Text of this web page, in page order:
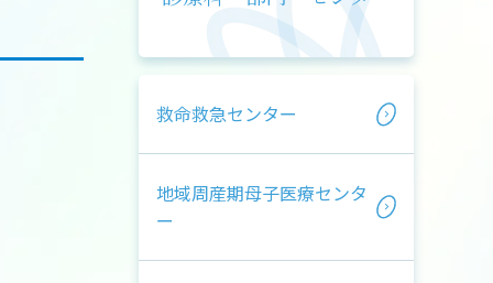
救命救急センター
地域周産期母子医療センタ
ー